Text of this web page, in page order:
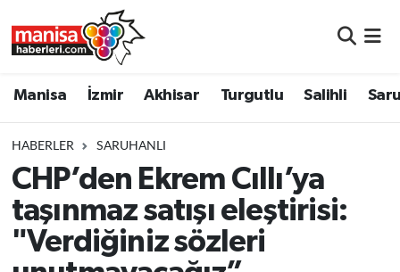
Manisa İzmir Akhisar Turgutlu Salihli
HABERLER SARUHANLI
CHP’den Ekrem Cıllı’ya
taşınmaz satışı eleştirisi:
"Verdiğiniz sözleri
Turgutlu
Salihli
Manisa Nöbetçi Eczaneler
Manisa Trafik Yoğunluk Haritası
Süper Lig Puan Durumu ve Fikstür